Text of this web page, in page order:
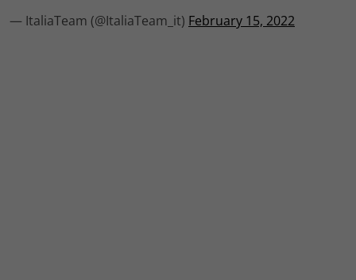
— ItaliaTeam (@ItaliaTeam_it) February 15, 2022